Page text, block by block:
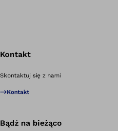
Kontakt
Skontaktuj się z nami
Kontakt
Bądź na bieżąco